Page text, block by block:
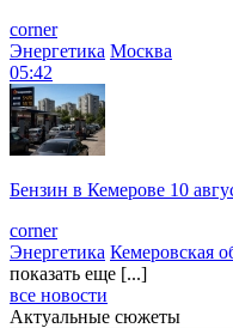
corner
Энергетика Москва
05:42
Бензин в Кемерове 10
corner
Энергетика Кемеровская
показать еще [...]
все новости
Актуальные сюжеты